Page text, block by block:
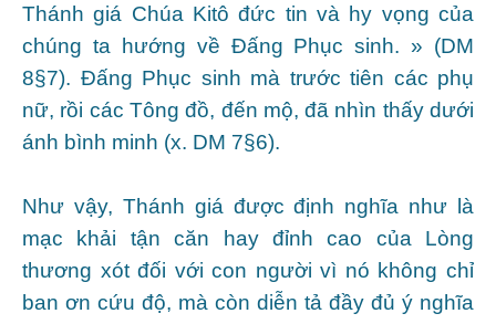
Thánh giá Chúa Kitô đức tin và hy vọng của
chúng ta hướng về Đấng Phục sinh. » (DM
8§7). Đấng Phục sinh mà trước tiên các phụ
nữ, rồi các Tông đồ, đến mộ, đã nhìn thấy dưới
ánh bình minh (x. DM 7§6).
Như vậy, Thánh giá được định nghĩa như là
mạc khải tận căn hay đỉnh cao của Lòng
thương xót đối với con người vì nó không chỉ
ban ơn cứu độ, mà còn diễn tả đầy đủ ý nghĩa